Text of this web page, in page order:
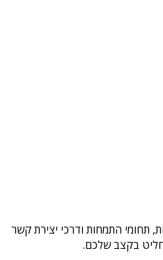
תחומי התמחות ודרכי יצירת קשר
בקצב שלכם.